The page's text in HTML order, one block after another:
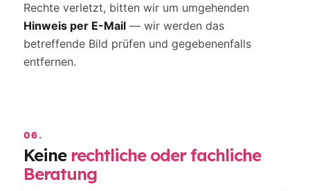
Rechte verletzt, bitten wir um umgehenden
Hinweis per E-Mail — wir werden das
betreffende Bild prüfen und gegebenenfalls
entfernen.
06.
Keine rechtliche oder fachliche
Beratung